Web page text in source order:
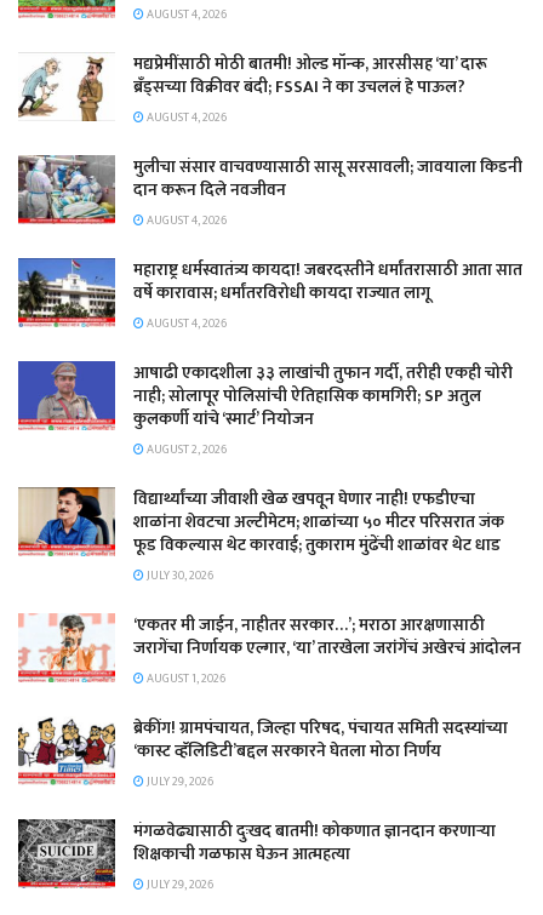
AUGUST 4, 2026
मद्यप्रेमींसाठी मोठी बातमी! ओल्ड मॉन्क, आरसीसह ‘या’ दारू
ब्रँड्सच्या विक्रीवर बंदी; FSSAI ने का उचललं हे पाऊल?
AUGUST 4, 2026
मुलीचा संसार वाचवण्यासाठी सासू सरसावली; जावयाला किडनी
दान करून दिले नवजीवन
AUGUST 4, 2026
महाराष्ट्र धर्मस्वातंत्र्य कायदा! जबरदस्तीने धर्मांतरासाठी आता सात
वर्षे कारावास; धर्मांतरविरोधी कायदा राज्यात लागू
AUGUST 4, 2026
आषाढी एकादशीला ३३ लाखांची तुफान गर्दी, तरीही एकही चोरी
नाही; सोलापूर पोलिसांची ऐतिहासिक कामगिरी; SP अतुल
कुलकर्णी यांचे ‘स्मार्ट’ नियोजन
AUGUST 2, 2026
विद्यार्थ्यांच्या जीवाशी खेळ खपवून घेणार नाही! एफडीएचा
शाळांना शेवटचा अल्टीमेटम; शाळांच्या ५० मीटर परिसरात जंक
फूड विकल्यास थेट कारवाई; तुकाराम मुंढेंची शाळांवर थेट धाड
JULY 30, 2026
‘एकतर मी जाईन, नाहीतर सरकार…’; मराठा आरक्षणासाठी
जरागेंचा निर्णायक एल्गार, ‘या’ तारखेला जरांगेंचं अखेरचं आंदोलन
AUGUST 1, 2026
ब्रेकींग! ग्रामपंचायत, जिल्हा परिषद, पंचायत समिती सदस्यांच्या
‘कास्ट व्हॅलिडिटी’बद्दल सरकारने घेतला मोठा निर्णय
JULY 29, 2026
मंगळवेढ्यासाठी दुःखद बातमी! कोकणात ज्ञानदान करणाऱ्या
शिक्षकाची गळफास घेऊन आत्महत्या
JULY 29, 2026